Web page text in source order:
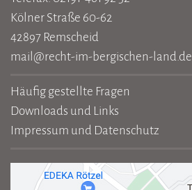
Kölner Straße 60-62
42897 Remscheid
mail@recht-im-bergischen-land.de
Häufig gestellte Fragen
Downloads und Links
Impressum und Datenschutz